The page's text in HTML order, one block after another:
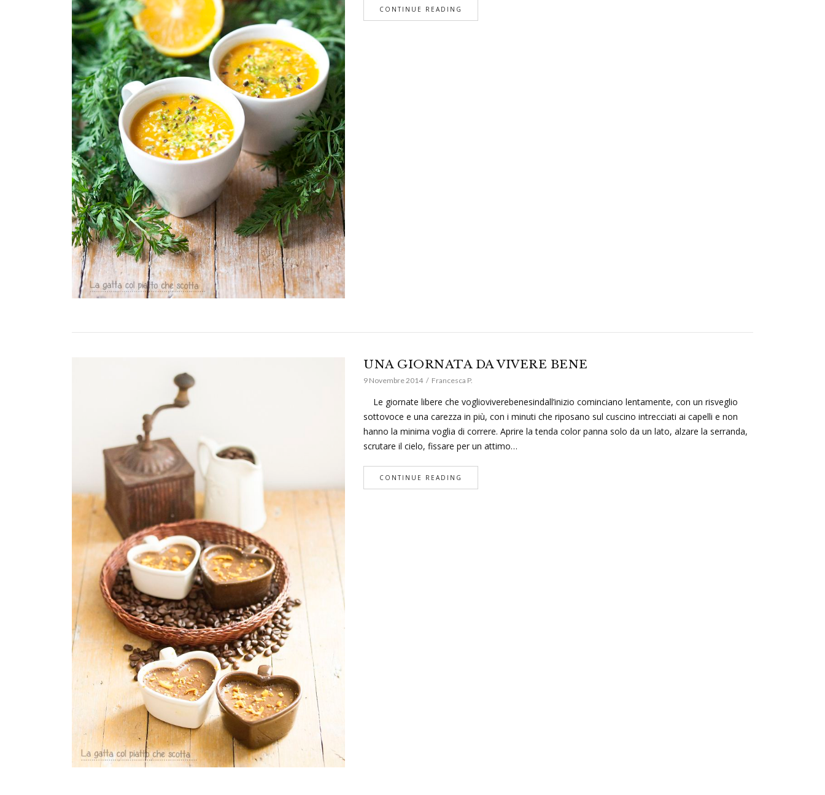
CONTINUE READING
UNA GIORNATA DA VIVERE BENE
9 Novembre 2014 Francesca P.
Le giornate libere che voglioviverebenesindall’inizio cominciano lentamente, con un risveglio
sottovoce e una carezza in più, con i minuti che riposano sul cuscino intrecciati ai capelli e non
hanno la minima voglia di correre. Aprire la tenda color panna solo da un lato, alzare la serranda,
scrutare il cielo, fissare per un attimo…
CONTINUE READING